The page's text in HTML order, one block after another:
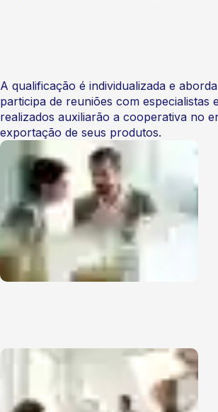
A qualificação é individualizada e
participa de reuniões com
realizados auxiliarão a cooperativa no
exportação de seus produtos.